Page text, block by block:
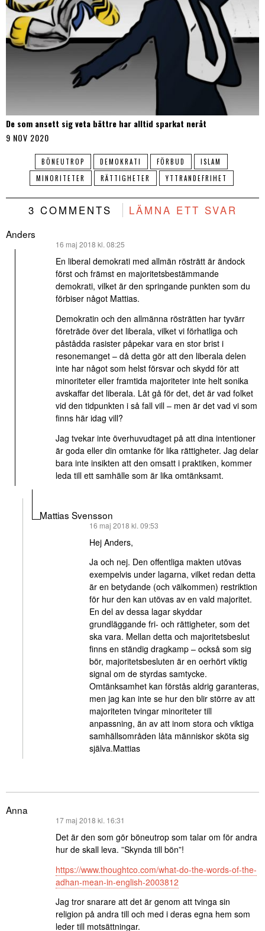
De som ansett sig veta bättre har alltid sparkat neråt
9 NOV 2020
BÖNEUTROP DEMOKRATI FÖRBUD
ISLAM
MINORITETER
RÄTTIGHETER YTTRANDEFRIHET
3 COMMENTS LÄMNA ETT SVAR
Anders
16 maj 2018 kl. 08:25
En liberal demokrati med allmän rösträtt är ändock
först och främst en majoritetsbestämmande
demokrati, vilket är den springande punkten som du
förbiser något Mattias.
Demokratin och den allmänna rösträtten har tyvärr
företräde över det liberala, vilket vi förhatliga och
påstådda rasister påpekar vara en stor brist i
resonemanget – då detta gör att den liberala delen
inte har något som helst försvar och skydd för att
minoriteter eller framtida majoriteter inte helt sonika
avskaffar det liberala. Låt gå för det, det är vad folket
vid den tidpunkten i så fall vill – men är det vad vi som
finns här idag vill?
Jag tvekar inte överhuvudtaget på att dina intentioner
är goda eller din omtanke för lika rättigheter. Jag delar
bara inte insikten att den omsatt i praktiken, kommer
leda till ett samhälle som är lika omtänksamt.
Mattias Svensson
16 maj 2018 kl. 09:53
Hej Anders,
Ja och nej. Den offentliga makten utövas
exempelvis under lagarna, vilket redan detta
är en betydande (och välkommen) restriktion
för hur den kan utövas av en vald majoritet.
En del av dessa lagar skyddar
grundläggande fri- och rättigheter, som det
ska vara. Mellan detta och majoritetsbeslut
finns en ständig dragkamp – också som sig
bör, majoritetsbesluten är en oerhört viktig
signal om de styrdas samtycke.
Omtänksamhet kan förstås aldrig garanteras,
men jag kan inte se hur den blir större av att
majoriteten tvingar minoriteter till
anpassning, än av att inom stora och viktiga
samhällsområden låta människor sköta sig
själva.Mattias
Anna
17 maj 2018 kl. 16:31
Det är den som gör böneutrop som talar om för andra
hur de skall leva. ”Skynda till bön”!
https://www.thoughtco.com/what-do-the-words-of-the-
adhan-mean-in-english-2003812
Jag tror snarare att det är genom att tvinga sin
religion på andra till och med i deras egna hem som
leder till motsättningar.